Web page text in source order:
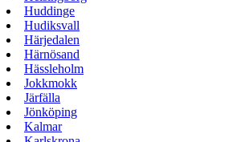
Huddinge
Hudiksvall
Härjedalen
Härnösand
Hässleholm
Jokkmokk
Järfälla
Jönköping
Kalmar